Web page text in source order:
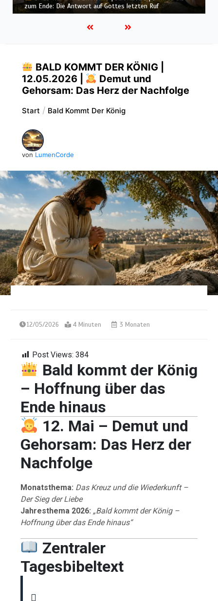
kommt der König: Die Botschaft führt zur Wiederkunft
BALD KOMMT DER KÖNIG |
12.05.2026 |
Demut und
Gehorsam: Das Herz der Nachfolge
Start Bald Kommt Der König
von LumenCorde
12/05/2026 4 Minuten 3 Monaten
Post Views: 384
Bald kommt der König
– Hoffnung über das
Ende hinaus
12. Mai – Demut und
Gehorsam: Das Herz der
Nachfolge
Monatsthema: Das Kreuz und die Wiederkunft –
Der Sieg der Liebe
Jahresthema 2026: „Bald kommt der König –
Hoffnung über das Ende hinaus“
Zentraler
Tagesbibeltext